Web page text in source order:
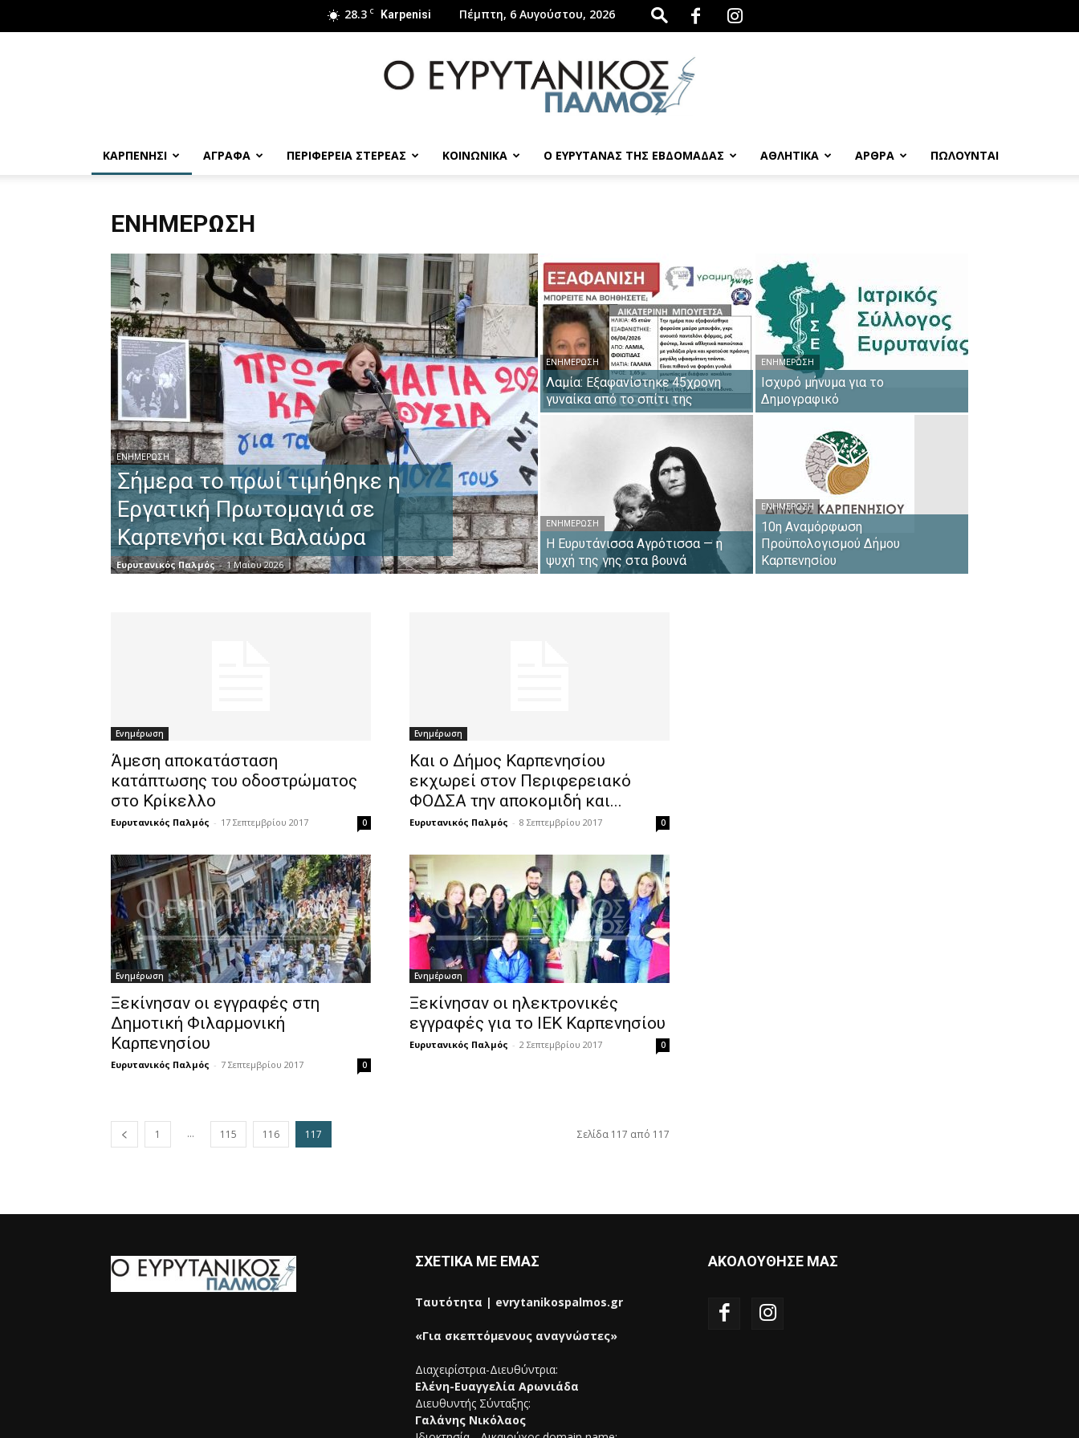
28.3 C Karpenisi Πέμπτη, 6 Αυγούστου, 2026
ΚΑΡΠΕΝΗΣΙ ΑΓΡΑΦΑ ΠΕΡΙΦΕΡΕΙΑ ΣΤΕΡΕΑΣ ΚΟΙΝΩΝΙΚΑ Ο ΕΥΡΥΤΑΝΑΣ ΤΗΣ ΕΒΔΟΜΑΔΑΣ ΑΘΛΗΤΙΚΑ ΑΡΘΡΑ ΠΩΛΟΎΝΤΑΙ
ΕΝΗΜΈΡΩΣΗ
ΕΝΗΜΈΡΩΣΗ
Σήμερα το πρωί τιμήθηκε η
Εργατική Πρωτομαγιά σε
Καρπενήσι και Βαλαώρα
Ευρυτανικός Παλμός - 1 Μαΐου 2026
ΕΝΗΜΈΡΩΣΗ
Λαμία: Εξαφανίστηκε 45χρονη
γυναίκα από το σπίτι της
ΕΝΗΜΈΡΩΣΗ
Ισχυρό μήνυμα για το
Δημογραφικό
ΕΝΗΜΈΡΩΣΗ
Η Ευρυτάνισσα Αγρότισσα — η
ψυχή της γης στα βουνά
ΕΝΗΜΈΡΩΣΗ
10η Αναμόρφωση
Προϋπολογισμού Δήμου
Καρπενησίου
Ενημέρωση
Άμεση αποκατάσταση
κατάπτωσης του οδοστρώματος
στο Κρίκελλο
Ευρυτανικός Παλμός - 17 Σεπτεμβρίου 2017 0
Ενημέρωση
Και ο Δήμος Καρπενησίου
εκχωρεί στον Περιφερειακό
ΦΟΔΣΑ την αποκομιδή και...
Ευρυτανικός Παλμός - 8 Σεπτεμβρίου 2017 0
Ενημέρωση
Ξεκίνησαν οι εγγραφές στη
Δημοτική Φιλαρμονική
Καρπενησίου
Ευρυτανικός Παλμός - 7 Σεπτεμβρίου 2017 0
Ενημέρωση
Ξεκίνησαν οι ηλεκτρονικές
εγγραφές για το ΙΕΚ Καρπενησίου
Ευρυτανικός Παλμός - 2 Σεπτεμβρίου 2017 0
1 ... 115 116 117 Σελίδα 117 από 117
ΣΧΕΤΙΚΑ ΜΕ ΕΜΑΣ
Ταυτότητα | evrytanikospalmos.gr
«Για σκεπτόμενους αναγνώστες»
Διαχειρίστρια-Διευθύντρια:
Ελένη-Ευαγγελία Αρωνιάδα
Διευθυντής Σύνταξης:
Γαλάνης Νικόλαος
ΑΚΟΛΟΥΘΗΣΕ ΜΑΣ